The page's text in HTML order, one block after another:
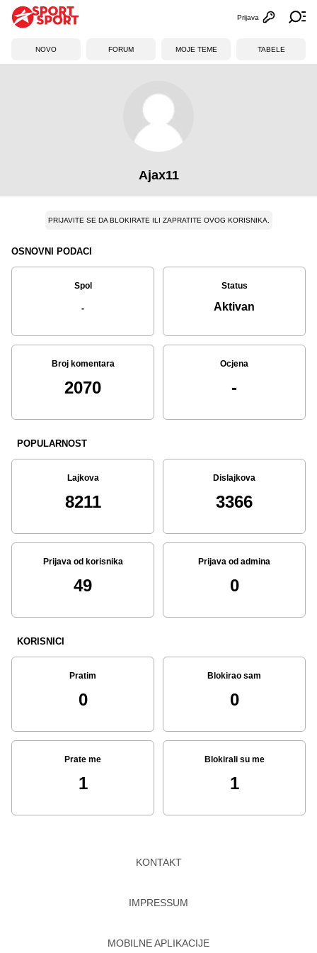
Otvori
Prijava
NOVO FORUM MOJE TEME TABELE
Ajax11
PRIJAVITE SE DA BLOKIRATE ILI ZAPRATITE OVOG KORISNIKA.
OSNOVNI PODACI
Spol
-
Status
Aktivan
Broj komentara
2070
Ocjena
-
POPULARNOST
Lajkova
8211
Dislajkova
3366
Prijava od korisnika
49
Prijava od admina
0
KORISNICI
Pratim
0
Blokirao sam
0
Prate me
1
Blokirali su me
1
KONTAKT
IMPRESSUM
MOBILNE APLIKACIJE